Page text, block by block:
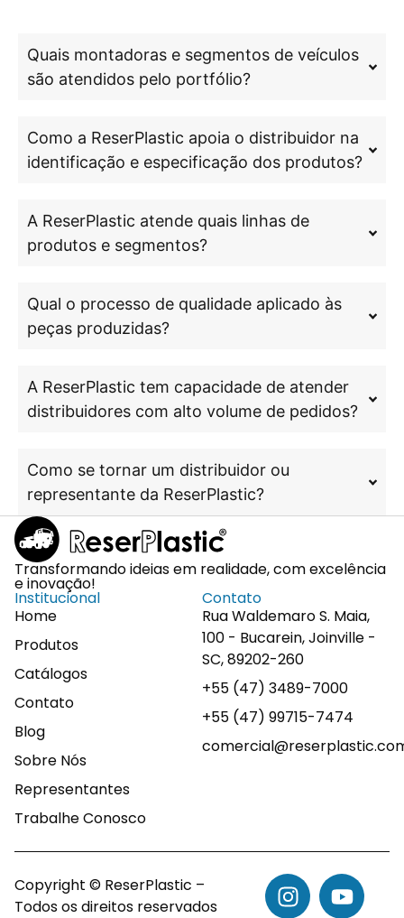
Quais montadoras e segmentos de veículos
são atendidos pelo portfólio?
Como a ReserPlastic apoia o distribuidor na
identificação e especificação dos produtos?
A ReserPlastic atende quais linhas de
produtos e segmentos?
Qual o processo de qualidade aplicado às
peças produzidas?
A ReserPlastic tem capacidade de atender
distribuidores com alto volume de pedidos?
Como se tornar um distribuidor ou
representante da ReserPlastic?
Transformando ideias em realidade, com excelência
e inovação!
Institucional
Home
Produtos
Catálogos
Contato
Blog
Sobre Nós
Representantes
Trabalhe Conosco
Contato
Rua Waldemaro S. Maia,
100 - Bucarein, Joinville -
SC, 89202-260
+55 (47) 3489-7000
+55 (47) 99715-7474
Copyright © ReserPlastic –
Todos os direitos reservados